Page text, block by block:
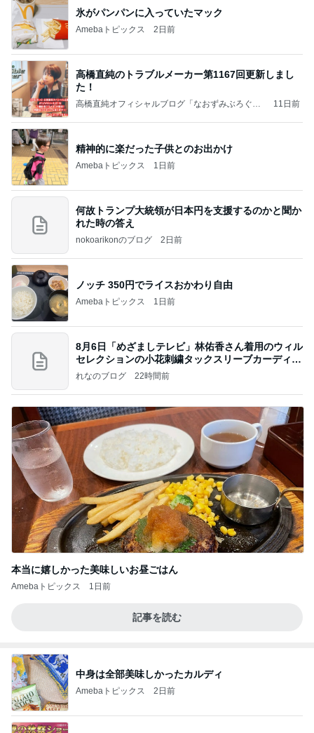
氷がパンパンに入っていたマック
Amebaトピックス 2日前
高橋直純のトラブルメーカー第1167回更新しまし
た！
高橋直純オフィシャルブログ「なおずみぶろぐ」
11日前
精神的に楽だった子供とのお出かけ
Amebaトピックス 1日前
何故トランプ大統領が日本円を支援するのかと聞か
れた時の答え
nokoarikonのブログ 2日前
ノッチ 350円でライスおかわり自由
Amebaトピックス 1日前
8月6日「めざましテレビ」林佑香さん着用のウィル
セレクションの小花刺繍タックスリーブカーディガ
ン
れなのブログ 22時間前
本当に嬉しかった美味しいお昼ごはん
Amebaトピックス 1日前
記事を読む
中身は全部美味しかったカルディ
Amebaトピックス 2日前